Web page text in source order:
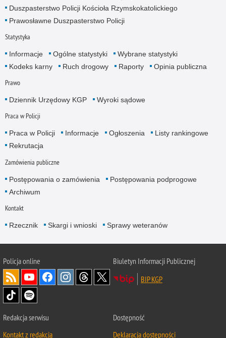
Duszpasterstwo Policji Kościoła Rzymskokatolickiego
Prawosławne Duszpasterstwo Policji
Statystyka
Informacje Ogólne statystyki
Wybrane statystyki
Kodeks karny
Ruch drogowy Raporty Opinia publiczna
Prawo
Dziennik Urzędowy KGP Wyroki sądowe
Praca w Policji
Praca w Policji Informacje Ogłoszenia
Listy rankingowe
Rekrutacja
Zamówienia publiczne
Postępowania o zamówienia
Postępowania podprogowe
Archiwum
Kontakt
Rzecznik Skargi i wnioski Sprawy weteranów
Policjaonline
Biuletyn Informacji Publicznej
BIP KGP
Redakcja serwisu
Kontakt z redakcją
Dostępność
Deklaracja dostępności